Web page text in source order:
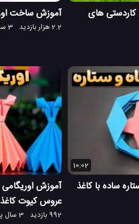
کاردستی های
آموزش ساخت
2.2 هزار بازدید 3 سال پیش
10:02
ساده با کاغذ
آموزش
عروس کیوت
992 بازدید 3 سال پیش